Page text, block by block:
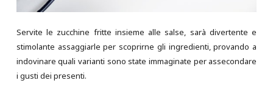
Servite le zucchine fritte insieme alle salse, sarà divertente e
stimolante assaggiarle per scoprirne gli ingredienti, provando a
indovinare quali varianti sono state immaginate per assecondare
i gusti dei presenti.